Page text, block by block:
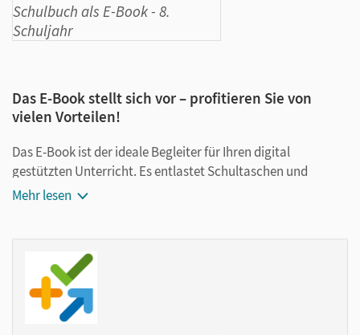
Das E-Book stellt sich vor – profitieren Sie von
vielen Vorteilen!
Das E-Book ist der ideale Begleiter für Ihren digital
gestützten Unterricht. Es entlastet Schultaschen und
Rucksäcke und ist jederzeit unkompliziert verfügbar.
Notizen erstellen
Markierungen setzen
Text ergänzen
Mehr lesen